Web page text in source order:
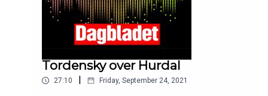
Tordensky over Hurdal
27:10 Friday, September 24, 2021